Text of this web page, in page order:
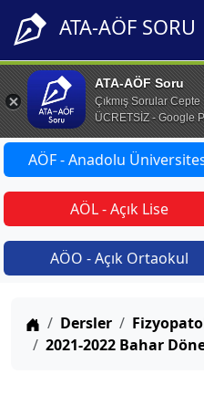
ATA-AÖF SORU
ATA-AÖF Soru
Çıkmış Sorular Cepte
ÜCRETSİZ - Google
AÖF - Anadolu
AÖL - Açık Lise
AÖO - Açık Ortaokul
Anasayfa
Dersler
2021-2022 Bahar